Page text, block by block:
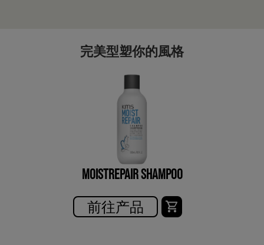
完美型塑你的風格
MOISTREPAIR SHAMPOO
前往产品